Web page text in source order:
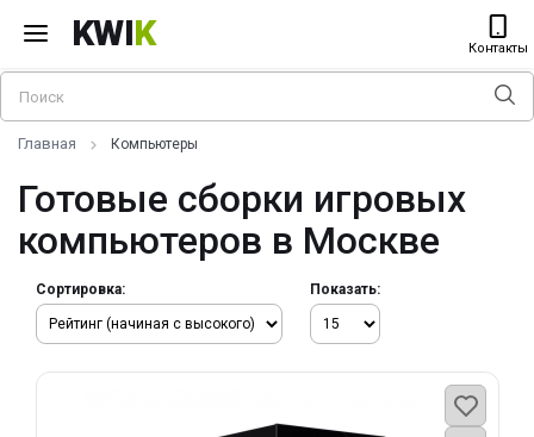
KWIK Контакты
Главная Компьютеры
Готовые сборки игровых
компьютеров в Москве
Сортировка: Показать: